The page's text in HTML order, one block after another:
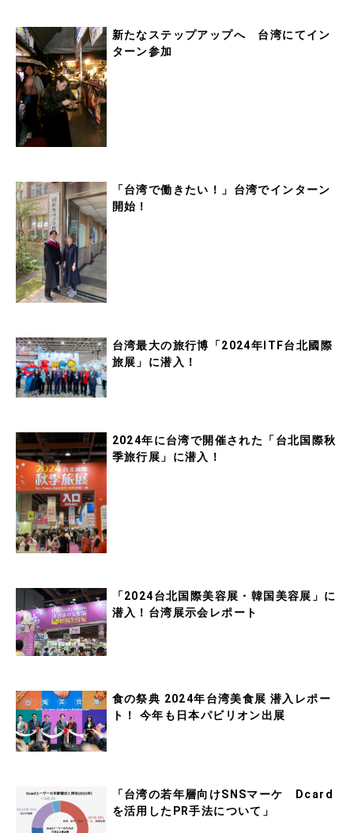
新たなステップアップへ 台湾にてイン
ターン参加
「台湾で働きたい！」台湾でインターン
開始！
台湾最大の旅行博「2024年ITF台北國際
旅展」に潜入！
2024年に台湾で開催された「台北国際秋
季旅行展」に潜入！
「2024台北国際美容展・韓国美容展」に
潜入！台湾展示会レポート
食の祭典 2024年台湾美食展 潜入レポー
ト！ 今年も日本パビリオン出展
「台湾の若年層向けSNSマーケ Dcard
を活用したPR手法について」